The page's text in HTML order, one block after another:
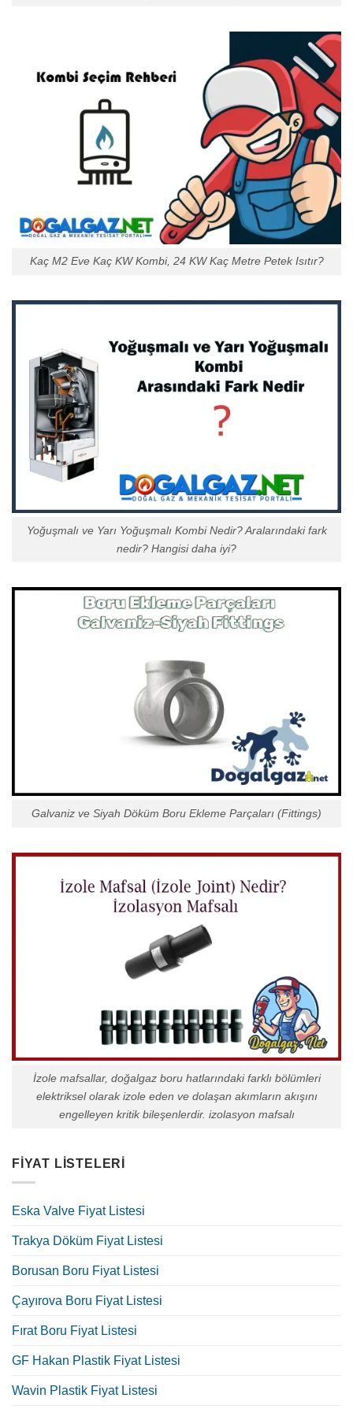
Kaç M2 Eve Kaç KW Kombi, 24 KW Kaç Metre Petek Isıtır?
Yoğuşmalı ve Yarı Yoğuşmalı Kombi Nedir? Aralarındaki fark
nedir? Hangisi daha iyi?
Galvaniz ve Siyah Döküm Boru Ekleme Parçaları (Fittings)
İzole mafsallar, doğalgaz boru hatlarındaki farklı bölümleri
elektriksel olarak izole eden ve dolaşan akımların akışını
engelleyen kritik bileşenlerdir. izolasyon mafsalı
FIYAT LISTELERI
Eska Valve Fiyat Listesi
Trakya Döküm Fiyat Listesi
Borusan Boru Fiyat Listesi
Çayırova Boru Fiyat Listesi
Fırat Boru Fiyat Listesi
GF Hakan Plastik Fiyat Listesi
Wavin Plastik Fiyat Listesi